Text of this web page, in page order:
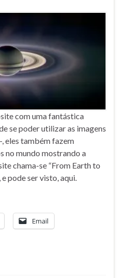
com uma fantástica
se poder utilizar as imagens
eles também fazem
no mundo mostrando a
chama-se “From Earth to
e pode ser visto, aqui.
Email